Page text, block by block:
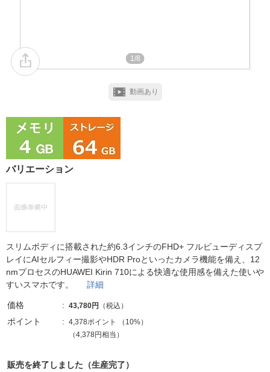
1/8
動画あり
バリエーション
スリムボディに搭載された約6.3インチのFHD+ フルビューディスプ
レイにAIセルフィー撮影やHDR Proといったカメラ機能を備え、12
nmプロセスのHUAWEI Kirin 710による快適な使用感を備えた使いや
すいスマホです。 詳細
価格 43,780円 （税込）
ポイント 4,378ポイント （ 10%）
（4,378円相当）
販売を終了しました（生産完了）